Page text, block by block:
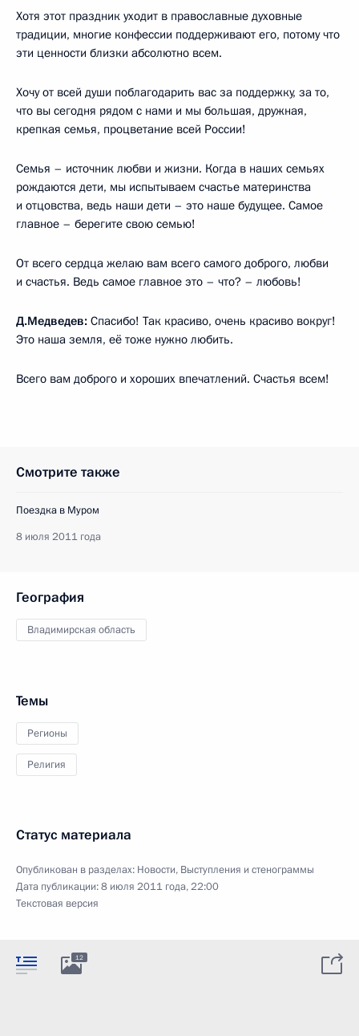
Хотя этот праздник уходит в православные духовные
традиции, многие конфессии поддерживают его, потому что
эти ценности близки абсолютно всем.
Хочу от всей души поблагодарить вас за поддержку, за то,
что вы сегодня рядом с нами и мы большая, дружная,
крепкая семья, процветание всей России!
Семья – источник любви и жизни. Когда в наших семьях
рождаются дети, мы испытываем счастье материнства
и отцовства, ведь наши дети – это наше будущее. Самое
главное – берегите свою семью!
От всего сердца желаю вам всего самого доброго, любви
и счастья. Ведь самое главное это – что? – любовь!
Д.Медведев: Спасибо! Так красиво, очень красиво вокруг!
Это наша земля, её тоже нужно любить.
Всего вам доброго и хороших впечатлений. Счастья всем!
Смотрите также
Поездка в Муром
8 июля 2011 года
География
Владимирская область
Темы
Регионы
Религия
Статус материала
Опубликован в разделах: Новости, Выступления и стенограммы
Дата публикации:8 июля 2011 года, 22:00
Текстовая версия
12